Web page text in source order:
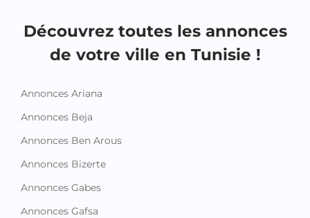
Découvrez toutes les annonces
de votre ville en Tunisie !
Annonces Ariana
Annonces Beja
Annonces Ben Arous
Annonces Bizerte
Annonces Gabes
Annonces Gafsa